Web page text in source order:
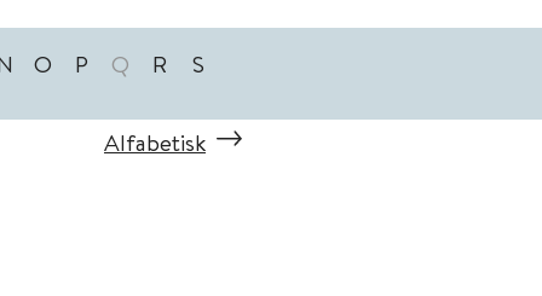
O P Q R S
Alfabetisk